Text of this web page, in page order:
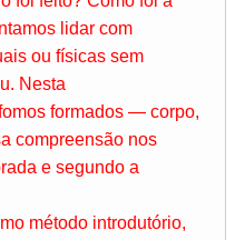
lidar com
ou físicas sem
Nesta
formados — corpo,
compreensão nos
e segundo a
método introdutório,